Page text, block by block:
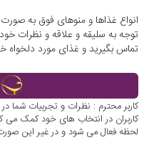
انواع غذاها و منوهای فوق به
توجه به سلیقه و علاقه و نظرات
تماس بگیرید و غذای مورد دلخواه
کاربر محترم : نظرات و تجربیات شما
کاربران در انتخاب های خود کمک می
لحظه فعال می شود و در غیر این